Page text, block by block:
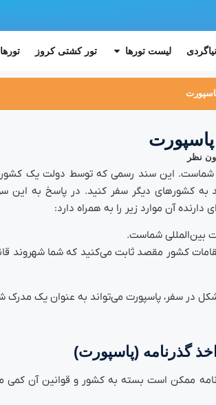
لیست تورها تور کشتی کروز
نظر
شماست. این سند رسمی که توسط دولت یک
کشورهای دیگر سفر کنید. در پاسخ به این
آن موارد زیر را به همراه دارد:
بین‌المللی شماست.
مقامات کشور مقصد ثابت می‌کنید که شما شهروند
در سفر، پاسپورت می‌تواند به عنوان یک مدرک
گذرنامه (پاسپورت)
ممکن است بسته به کشور و قوانین آن کمی